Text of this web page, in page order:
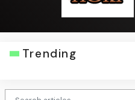
Trending